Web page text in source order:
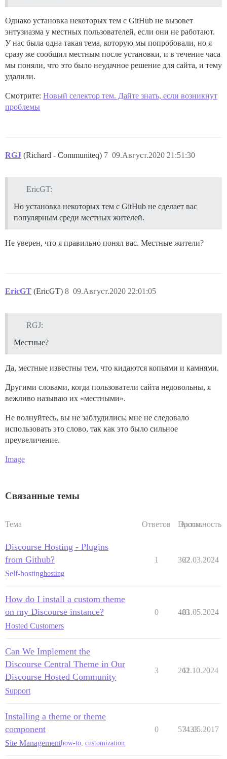
Однако установка некоторых тем с GitHub не вызовет
энтузиазма у местных пользователей, если они не работают.
У нас была одна такая тема, которую мы попробовали, но я
сразу же сообщил местным после установки, и в течение часа
мы поняли, что это было неудачное решение для сайта, и тему
удалили.
Смотрите: Новый селектор тем. Дайте знать, если возникнут
проблемы
RGJ (Richard - Communiteq) 09.Август.2020 21:51:30
7
EricGT:
Но установка некоторых тем с GitHub не сделает вас
популярным среди местных жителей.
Не уверен, что я правильно понял вас. Местные жители?
EricGT (EricGT) 09.Август.2020 22:01:05
8
RGJ:
Местные?
Да, местные известны тем, что кидаются копьями и камнями.
Другими словами, когда пользователи сайта недовольны, я
вежливо называю их «местными».
Не волнуйтесь, вы не заблудились; мне не следовало
использовать это слово, так как это было сильное
преувеличение.
Image
Связанные темы
Тема Ответов Просм.
Активность
Discourse Hosting - Plugins
from Github?
Self-hostinghosting
1 362
22.03.2024
How do I install a custom theme
on my Discourse instance?
Hosted Customers
0 483
01.05.2024
Can We Implement the
Discourse Central Theme in Our
Discourse Hosted Community
Support
3 262
11.10.2024
Installing a theme or theme
component
Site Managementhow-to, customization
0 57433
31.05.2017